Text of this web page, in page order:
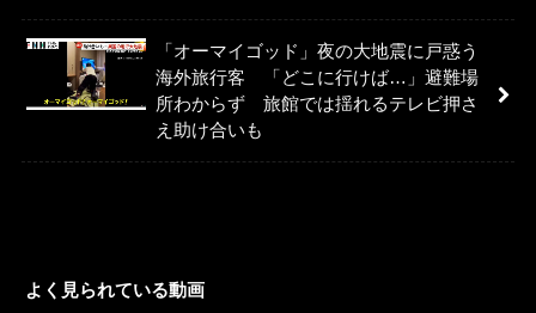
「オーマイゴッド」夜の大地震に戸惑う
海外旅行客 「どこに行けば…」避難場
所わからず 旅館では揺れるテレビ押さ
え助け合いも
よく見られている動画